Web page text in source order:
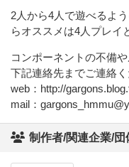
2人から4人で遊べるよ
らオススメは4人プレイ
コンポーネントの不備
下記連絡先までご連絡く
web：http://
mail：
制作者/関連企業/団